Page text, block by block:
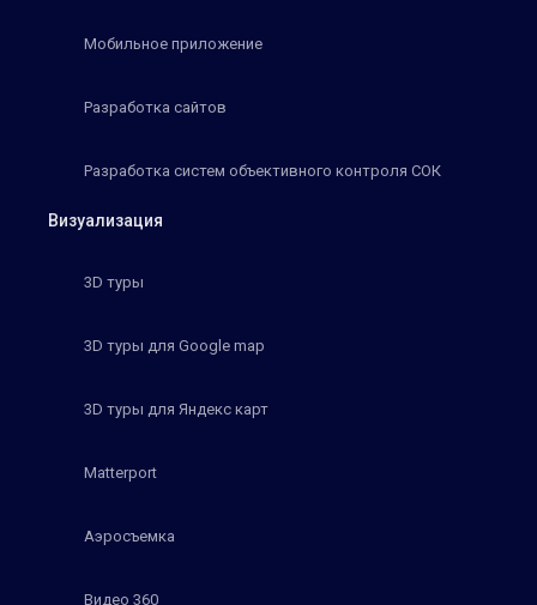
Мобильное приложение
Разработка сайтов
Разработка систем объективного контроля СОК
Визуализация
3D туры
3D туры для Google map
3D туры для Яндекс карт
Matterport
Аэросъемка
Видео 360